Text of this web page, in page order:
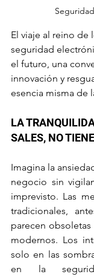
El viaje al reino de
seguridad
el futuro, una
innovación y
esencia misma de
LA
SALES, NO
Imagina la
negocio sin
imprevisto. Las
tradicionales,
parecen
modernos. Los
solo en las
en la